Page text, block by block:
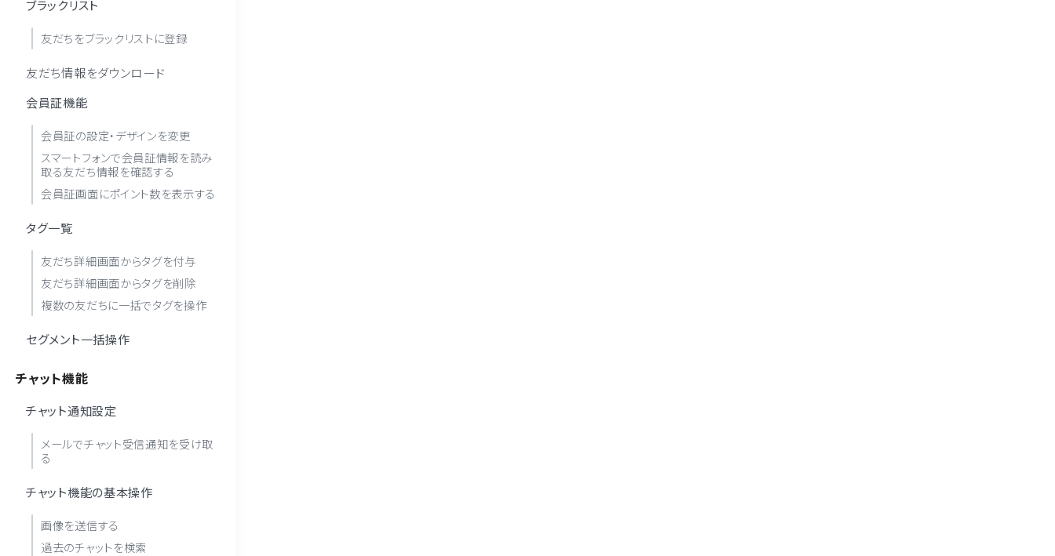
ブラックリスト
友だちをブラックリストに登録
友だち情報をダウンロード
会員証機能
会員証の設定・デザインを変更
スマートフォンで会員証情報を読み
取る友だち情報を確認する
会員証画面にポイント数を表示する
タグ一覧
友だち詳細画面からタグを付与
友だち詳細画面からタグを削除
複数の友だちに一括でタグを操作
セグメント一括操作
チャット機能
チャット通知設定
メールでチャット受信通知を受け取
る
チャット機能の基本操作
画像を送信する
過去のチャットを検索